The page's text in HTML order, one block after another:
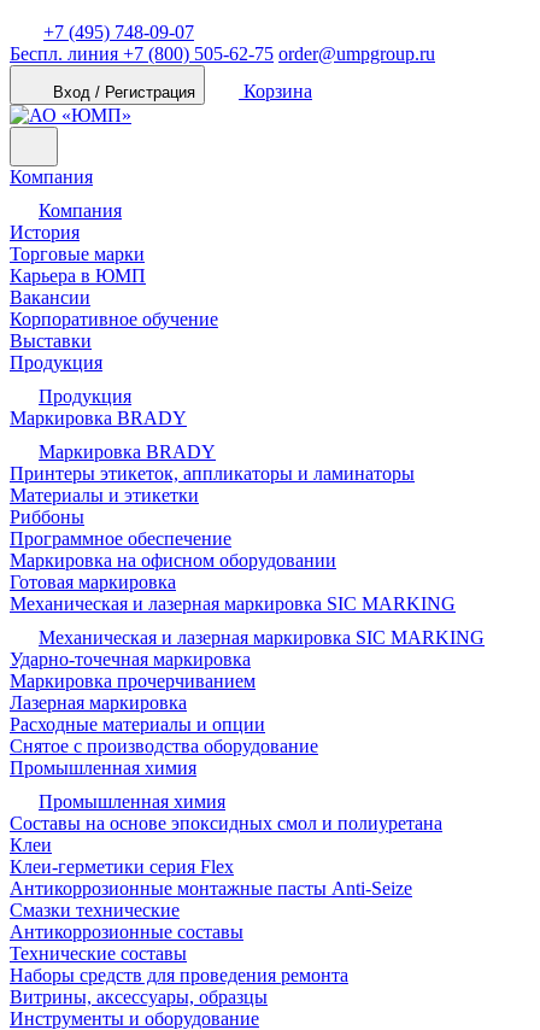
+7 (495) 748-09-07
Беспл. линия +7 (800) 505-62-75 order@umpgroup.ru
Вход / Регистрация Корзина
Компания
Компания
История
Торговые марки
Карьера в ЮМП
Вакансии
Корпоративное обучение
Выставки
Продукция
Продукция
Маркировка BRADY
Маркировка BRADY
Принтеры этикеток, аппликаторы и ламинаторы
Материалы и этикетки
Риббоны
Программное обеспечение
Маркировка на офисном оборудовании
Готовая маркировка
Механическая и лазерная маркировка SIC MARKING
Механическая и лазерная маркировка SIC MARKING
Ударно-точечная маркировка
Маркировка прочерчиванием
Лазерная маркировка
Расходные материалы и опции
Снятое с производства оборудование
Промышленная химия
Промышленная химия
Составы на основе эпоксидных смол и полиуретана
Клеи
Клеи-герметики серия Flex
Антикоррозионные монтажные пасты Anti-Seize
Смазки технические
Антикоррозионные составы
Технические составы
Наборы средств для проведения ремонта
Витрины, аксессуары, образцы
Инструменты и оборудование